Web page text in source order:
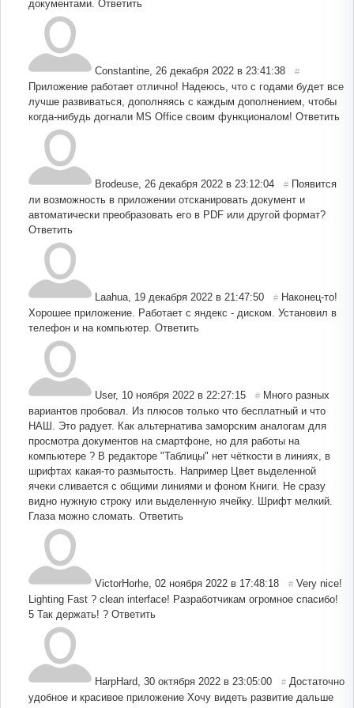
документами. Ответить
Constantine, 26 декабря 2022 в 23:41:38 #
Приложение работает отлично! Надеюсь, что с годами будет все
лучше развиваться, дополняясь с каждым дополнением, чтобы
когда-нибудь догнали MS Office своим функционалом! Ответить
Brodeuse, 26 декабря 2022 в 23:12:04 # Появится
ли возможность в приложении отсканировать документ и
автоматически преобразовать его в PDF или другой формат?
Ответить
Laahua, 19 декабря 2022 в 21:47:50 # Наконец-то!
Хорошее приложение. Работает с яндекс - диском. Установил в
телефон и на компьютер. Ответить
User, 10 ноября 2022 в 22:27:15 # Много разных
вариантов пробовал. Из плюсов только что бесплатный и что
НАШ. Это радует. Как альтернатива заморским аналогам для
просмотра документов на смартфоне, но для работы на
компьютере ? В редакторе "Таблицы" нет чёткости в линиях, в
шрифтах какая-то размытость. Например Цвет выделенной
ячеки сливается с общими линиями и фоном Книги. Не сразу
видно нужную строку или выделенную ячейку. Шрифт мелкий.
Глаза можно сломать. Ответить
VictorHorhe, 02 ноября 2022 в 17:48:18 # Very nice!
Lighting Fast ? clean interface! Разработчикам огромное спасибо!
5 Так держать! ? Ответить
HarpHard, 30 октября 2022 в 23:05:00 # Достаточно
удобное и красивое приложение Хочу видеть развитие дальше